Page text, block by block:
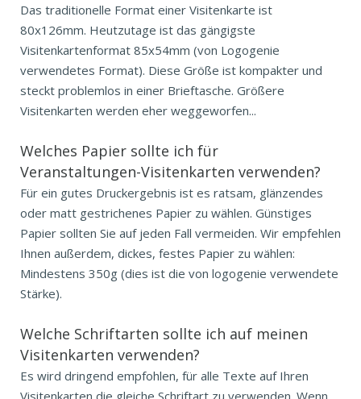
Das traditionelle Format einer Visitenkarte ist
80x126mm. Heutzutage ist das gängigste
Visitenkartenformat 85x54mm (von Logogenie
verwendetes Format). Diese Größe ist kompakter und
steckt problemlos in einer Brieftasche. Größere
Visitenkarten werden eher weggeworfen...
Welches Papier sollte ich für
Veranstaltungen-Visitenkarten verwenden?
Für ein gutes Druckergebnis ist es ratsam, glänzendes
oder matt gestrichenes Papier zu wählen. Günstiges
Papier sollten Sie auf jeden Fall vermeiden. Wir empfehlen
Ihnen außerdem, dickes, festes Papier zu wählen:
Mindestens 350g (dies ist die von logogenie verwendete
Stärke).
Welche Schriftarten sollte ich auf meinen
Visitenkarten verwenden?
Es wird dringend empfohlen, für alle Texte auf Ihren